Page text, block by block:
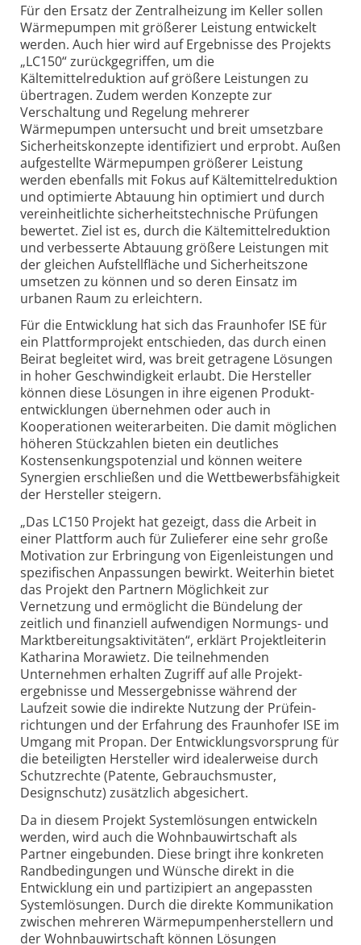
Für den Ersatz der Zentral­heizung im Keller sollen
Wärmepumpen mit größerer Leistung entwickelt
werden. Auch hier wird auf Ergebnisse des Projekts
„LC150“ zurückgegriffen, um die
Kältemittelreduktion auf größere Leistungen zu
übertragen. Zudem werden Konzepte zur
Verschaltung und Regelung mehrerer
Wärmepumpen untersucht und breit umsetzbare
Sicherheits­konzepte identifiziert und erprobt. Außen
aufgestellte Wärme­pumpen größerer Leistung
werden ebenfalls mit Fokus auf Kältemittel­reduktion
und optimierte Abtauung hin optimiert und durch
vereinheitlichte sicherheits­technische Prüfungen
bewertet. Ziel ist es, durch die Kältemittel­reduktion
und verbesserte Abtauung größere Leistungen mit
der gleichen Aufstell­fläche und Sicherheits­zone
umsetzen zu können und so deren Einsatz im
urbanen Raum zu erleichtern.
Für die Entwicklung hat sich das Fraunhofer ISE für
ein Plattform­projekt entschieden, das durch einen
Beirat begleitet wird, was breit getragene Lösungen
in hoher Geschwin­digkeit erlaubt. Die Hersteller
können diese Lösungen in ihre eigenen Produkt­
entwicklungen übernehmen oder auch in
Kooperationen weiterarbeiten. Die damit möglichen
höheren Stückzahlen bieten ein deutliches
Kostensenkungs­potenzial und können weitere
Synergien erschließen und die Wettbewerbs­fähigkeit
der Hersteller steigern.
„Das LC150 Projekt hat gezeigt, dass die Arbeit in
einer Plattform auch für Zulieferer eine sehr große
Motivation zur Erbringung von Eigen­leistungen und
spezifischen Anpassungen bewirkt. Weiterhin bietet
das Projekt den Partnern Möglichkeit zur
Vernetzung und ermöglicht die Bündelung der
zeitlich und finanziell aufwendigen Normungs- und
Marktbereitungs­aktivitäten“, erklärt Projekt­leiterin
Katharina Morawietz. Die teilnehmenden
Unternehmen erhalten Zugriff auf alle Projekt­
ergebnisse und Mess­ergebnisse während der
Laufzeit sowie die indirekte Nutzung der Prüfein­
richtungen und der Erfahrung des Fraunhofer ISE im
Umgang mit Propan. Der Entwicklungs­vorsprung für
die beteiligten Hersteller wird idealerweise durch
Schutzrechte (Patente, Gebrauchsmuster,
Designschutz) zusätzlich abgesichert.
Da in diesem Projekt System­lösungen entwickeln
werden, wird auch die Wohnbauwirtschaft als
Partner eingebunden. Diese bringt ihre konkreten
Rand­bedingungen und Wünsche direkt in die
Entwicklung ein und partizipiert an angepassten
System­lösungen. Durch die direkte Kommunikation
zwischen mehreren Wärmepumpen­herstellern und
der Wohnbau­wirtschaft können Lösungen